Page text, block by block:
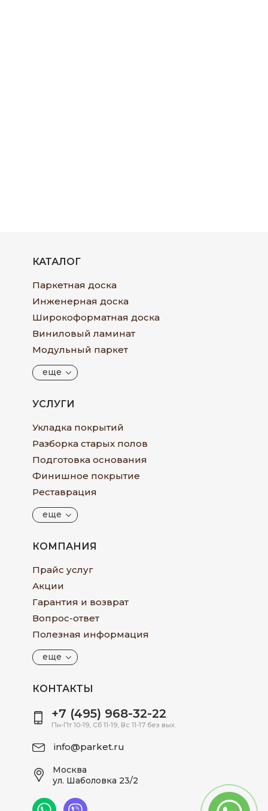
КАТАЛОГ
Паркетная доска
Инженерная доска
Широкоформатная доска
Виниловый ламинат
Модульный паркет
еще
УСЛУГИ
Укладка покрытий
Разборка старых полов
Подготовка основания
Финишное покрытие
Реставрация
еще
КОМПАНИЯ
Прайс услуг
Акции
Гарантия и возврат
Вопрос-ответ
Полезная информация
еще
КОНТАКТЫ
+7 (495) 968-32-22
Пн-Пт 10-19, Сб 11-19, Вс 11-17 без вых.
info@parket.ru
Москва
ул. Шаболовка 23/2